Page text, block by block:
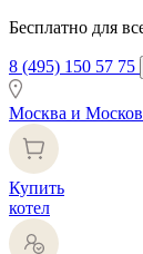
Бесплатно для
8 (495) 150 57 75
Москва и
Купить
котел